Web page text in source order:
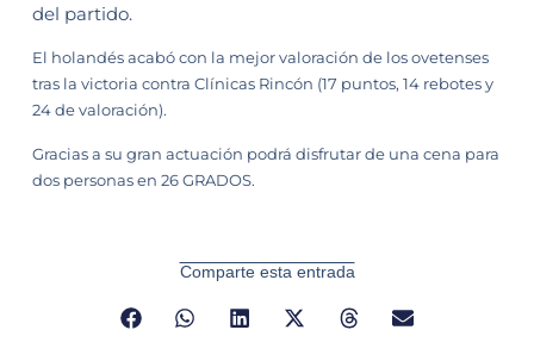
del partido.
El holandés acabó con la mejor valoración de los ovetenses
tras la victoria contra Clínicas Rincón (17 puntos, 14 rebotes y
24 de valoración).
Gracias a su gran actuación podrá disfrutar de una cena para
dos personas en 26 GRADOS.
Comparte esta entrada